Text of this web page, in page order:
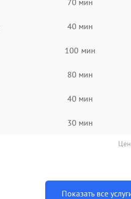
40 мин
100 мин
80 мин
40 мин
30 мин
Показать все